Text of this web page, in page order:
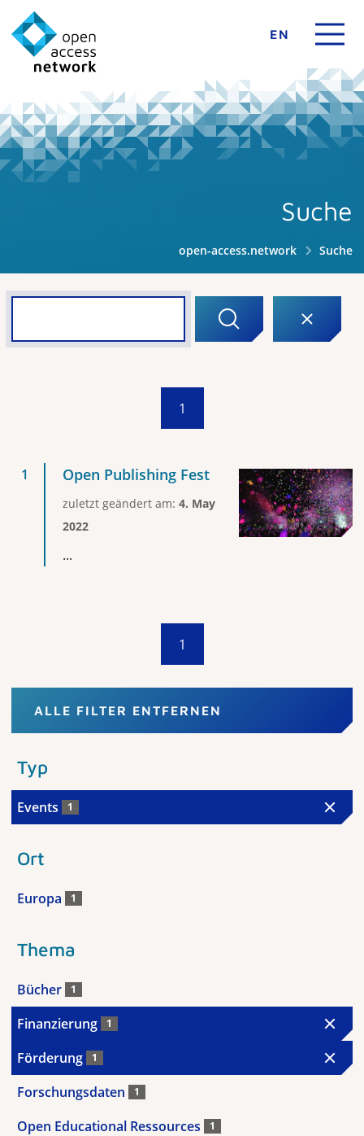
EN
Suche
open-access.network Suche
1
Open Publishing Fest
zuletzt geändert am: 4. May
2022
...
1
ALLE FILTER ENTFERNEN
Typ
Events 1
Ort
Europa 1
Thema
Bücher 1
Finanzierung 1
Förderung 1
Forschungsdaten 1
Open Educational Ressources 1